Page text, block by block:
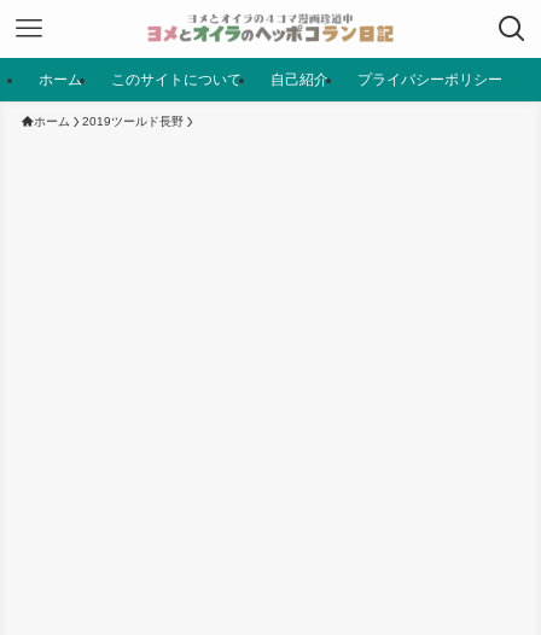
ホーム このサイトについて 自己紹介 プライバシーポリシー
ホーム 2019ツールド長野